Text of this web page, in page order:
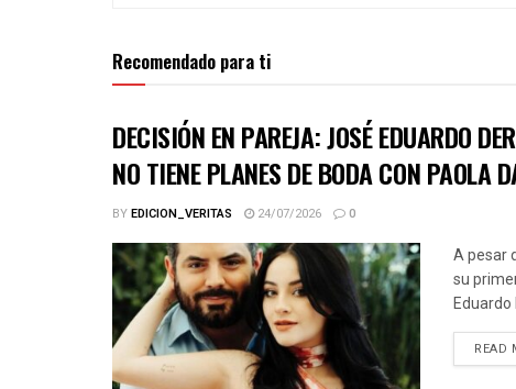
Recomendado para ti
DECISIÓN EN PAREJA: JOSÉ EDUARDO
NO TIENE PLANES DE BODA CON PAOLA
BYEDICION_VERITAS 24/07/2026 0
A pesar
su
Eduardo
READ